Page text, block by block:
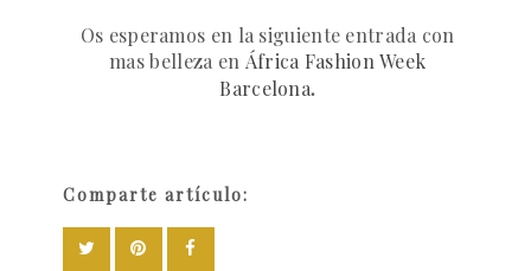
Os esperamos en la siguiente entrada con
mas belleza en África Fashion Week
Barcelona.
Comparte artículo: